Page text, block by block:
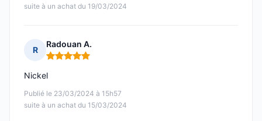
suite à un achat du 19/03/2024
R
Radouan A.
Note : 5 sur 5
Publié le 23/03/2024 à 15h57
suite à un achat du 15/03/2024
Nickel